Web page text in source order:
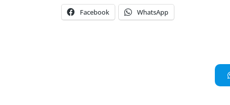
Compartilhe isso: